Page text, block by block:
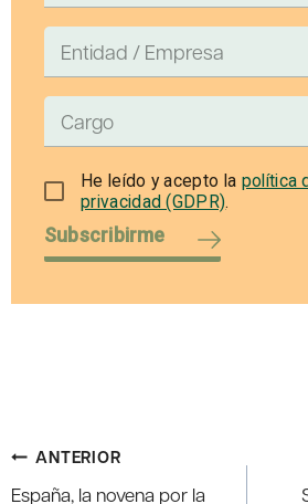
He leído y acepto la política
privacidad (GDPR).
Subscribirme
Navegación
de
ANTERIOR
España, la novena por la